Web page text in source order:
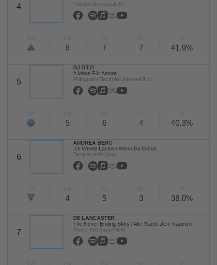
4
Polydor/Universal/UV
6 7 7 41,9%
5
DJ ÖTZI
A Mann Für Amore
Rhingtoen/Electrola/Universal/UV
5 6 4 40,3%
6
ANDREA BERG
Ich Werde Lächeln Wenn Du Gehst
Bergrecords/Sony
4 5 3 38,0%
7
DE LANCASTER
The Never Ending Story / Alle Macht Den Träumen
Music Television/KNM